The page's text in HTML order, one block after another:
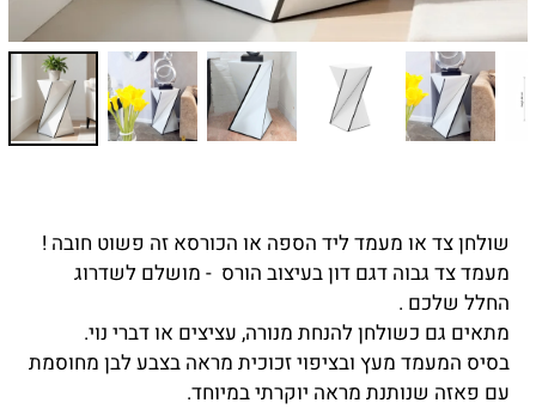
שולחן צד או מעמד ליד הספה או הכורסא זה פשוט חובה !
מעמד צד גבוה דגם דון בעיצוב הורס - מושלם לשדרוג
החלל שלכם .
מתאים גם כשולחן להנחת מנורה, עציצים או דברי נוי.
בסיס המעמד מעץ ובציפוי זכוכית מראה בצבע לבן מחוסמת
עם פאזה שנותנת מראה יוקרתי במיוחד.